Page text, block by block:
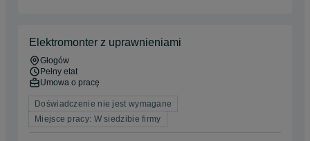
Elektromonter z uprawnieniami
Głogów
Pełny etat
Umowa o pracę
Doświadczenie nie jest wymagane
Miejsce pracy: W siedzibie firmy